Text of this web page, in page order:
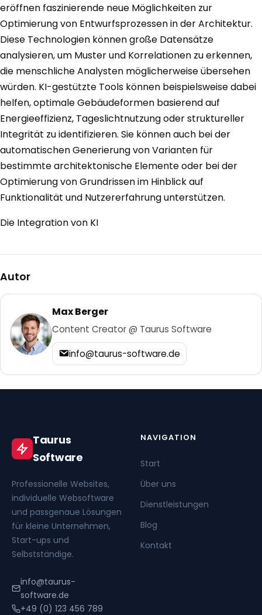
eröffnen faszinierende neue Möglichkeiten zur
Optimierung von Entwurfsprozessen in der Architektur.
Diese Technologien können große Datensätze
analysieren, um Muster und Korrelationen zu erkennen,
die menschliche Analysten möglicherweise übersehen
würden. KI-gestützte Tools können beispielsweise dabei
helfen, optimale Gebäudeformen basierend auf
Energieeffizienz, Tageslichtnutzung oder struktureller
Integrität zu identifizieren. Sie können auch bei der
automatischen Generierung von Varianten für
bestimmte architektonische Elemente oder bei der
Optimierung von Grundrissen im Hinblick auf
Funktionalität und Nutzererfahrung unterstützen.
Die Integration von KI
Autor
Max Berger
Content Creator @ Taurus Software
info@taurus-software.de
Taurus
Software
Professionelle Websites,
individuelle Websoftware
und passgenaue Lösungen
für kleine Unternehmen,
Start-ups und
Selbstständige.
info@taurus-
software.de
+49 (0) 123 456 789
NAVIGATION
Start
Über uns
Dienstleistungen
Blog
Kontakt